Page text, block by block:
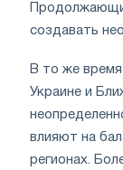
создавать
В то же
Украине и
влияют на
регионах.